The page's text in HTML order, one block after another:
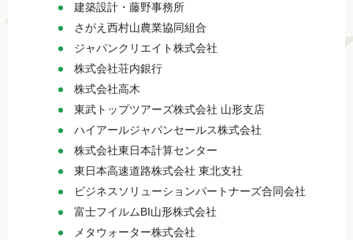
建築設計・藤野事務所
さがえ西村山農業協同組合
ジャパンクリエイト株式会社
株式会社荘内銀行
株式会社高木
東武トップツアーズ株式会社 山形支店
ハイアールジャパンセールス株式会社
株式会社東日本計算センター
東日本高速道路株式会社 東北支社
ビジネスソリューションパートナーズ合同会社
富士フイルムBI山形株式会社
メタウォーター株式会社